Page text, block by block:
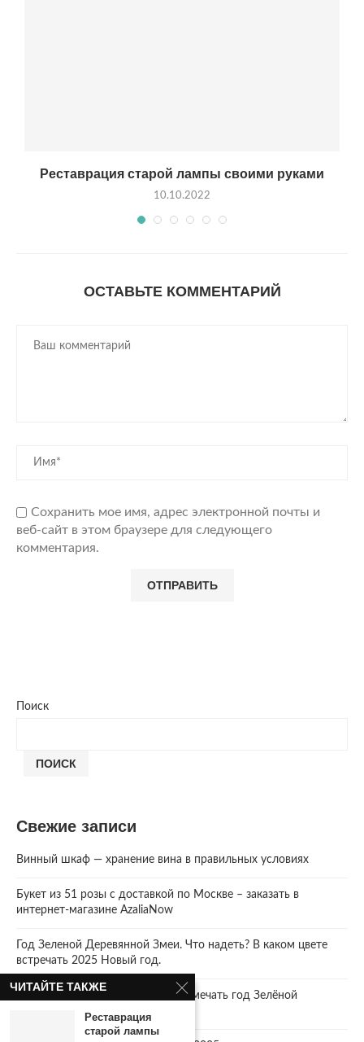
Реставрация старой лампы своими руками
10.10.2022
ОСТАВЬТЕ КОММЕНТАРИЙ
Сохранить мое имя, адрес электронной почты и
веб-сайт в этом браузере для следующего
комментария.
Поиск
ПОИСК
Свежие записи
Винный шкаф — хранение вина в правильных условиях
Букет из 51 розы с доставкой по Москве – заказать в
интернет-магазине AzaliaNow
Год Зеленой Деревянной Змеи. Что надеть? В каком цвете
встречать 2025 Новый год.
2025 год. Где и как правильно отмечать год Зелёной
Деревянной Змеи
ЧИТАЙТЕ ТАКЖЕ
Реставрация
старой лампы